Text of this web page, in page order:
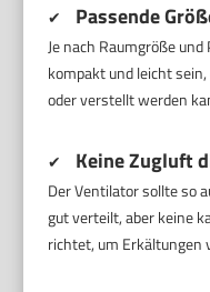
✔ Passende
Je nach Raumgröße
kompakt und leicht
oder verstellt werden
✔ Keine Zugluft
Der Ventilator sollte so
gut verteilt, aber keine
richtet, um Erkältungen